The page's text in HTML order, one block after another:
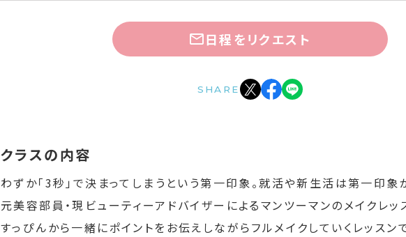
日程をリクエスト
SHARE
クラスの内容
わずか「3秒」で決まってしまうという第一印象。就活や新生活は第一印象
元美容部員・現ビューティーアドバイザーによるマンツーマンのメイクレッ
すっぴんから一緒にポイントをお伝えしながらフルメイクしていくレッスンで